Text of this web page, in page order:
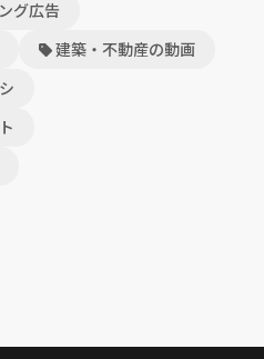
グ広告
建築・不動産の動画